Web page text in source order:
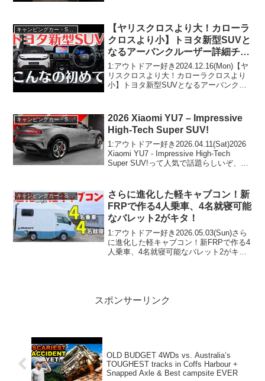
注目です！3:アウト...
【ヤリスクロスより大！カローラ
クロスより小】トヨタ新型SUVと
なるアーバンクルーザー詳細チェ
ック！！内外装など新しい⑥のポ
イントを紹介
1:アウトドアー好き2024.12.16(Mon)【ヤ
リスクロスより大！カローラクロスより
小】トヨタ新型SUVとなるアーバンクル
しいぞ、見逃さないで！！2:アウトドア
ー...
キャンピングカー・SUV人気車種
2026 Xiaomi YU7 – Impressive
High-Tech Super SUV!
1:アウトドアー好き2026.04.11(Sat)2026
Xiaomi YU7 - Impressive High-Tech
Super SUV!って人気で話題らしいぞ、見
キャンピングカー・SUV人気車種
さらに進化した軽キャブコン！新
FRPで作る4人乗車、4名就寝可能
なバレット2がキタ！
1:アウトドアー好き2026.05.03(Sun)さら
に進化した軽キャブコン！新FRPで作る4
人乗車、4名就寝可能なバレット2がキ
スポンサーリンク
OLD BUDGET 4WDs vs. Australia’s
TOUGHEST tracks in Coffs Harbour +
Snapped Axle & Best campsite EVER